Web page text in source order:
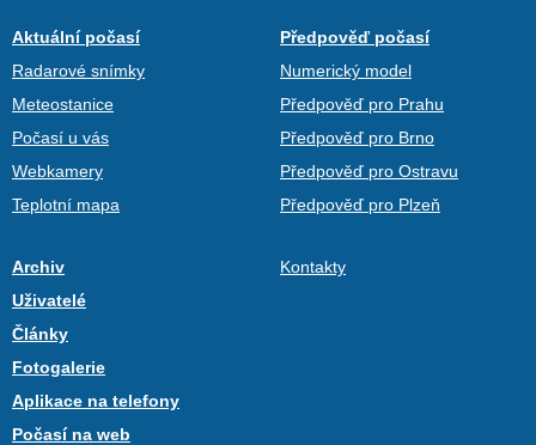
Aktuální počasí
Radarové snímky
Meteostanice
Počasí u vás
Webkamery
Teplotní mapa
Předpověď počasí
Numerický model
Předpověď pro Prahu
Předpověď pro Brno
Předpověď pro Ostravu
Předpověď pro Plzeň
Archiv
Uživatelé
Články
Fotogalerie
Aplikace na telefony
Počasí na web
Kontakty